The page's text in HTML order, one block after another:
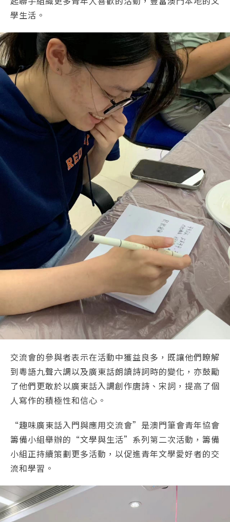
學生活。
交流會的參與者表示在活動中獲益良多，既讓他們瞭解
到粵語九聲六調以及廣東話朗讀詩詞時的變化，亦鼓勵
了他們更敢於以廣東話入調創作唐詩、宋詞，提高了個
人寫作的積極性和信心。
“趣味廣東話入門與應用交流會”是澳門筆會青年協會
籌備小組舉辦的“文學與生活”系列第二次活動，籌備
小組正持續策劃更多活動，以促進青年文學愛好者的交
流和學習。